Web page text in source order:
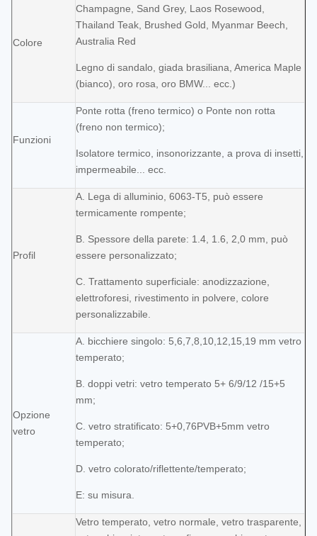
Colore
Champagne, Sand Grey, Laos Rosewood,
Thailand Teak, Brushed Gold, Myanmar Beech,
Australia Red
Legno di sandalo, giada brasiliana, America Maple
(bianco), oro rosa, oro BMW... ecc.)
Funzioni
Ponte rotta (freno termico) o Ponte non rotta
(freno non termico);
Isolatore termico, insonorizzante, a prova di insetti,
impermeabile... ecc.
Profil
A. Lega di alluminio, 6063-T5, può essere
termicamente rompente;
B. Spessore della parete: 1.4, 1.6, 2,0 mm, può
essere personalizzato;
C. Trattamento superficiale: anodizzazione,
elettroforesi, rivestimento in polvere, colore
personalizzabile.
Opzione
vetro
A. bicchiere singolo: 5,6,7,8,10,12,15,19 mm vetro
temperato;
B. doppi vetri: vetro temperato 5+ 6/9/12 /15+5
mm;
C. vetro stratificato: 5+0,76PVB+5mm vetro
temperato;
D. vetro colorato/riflettente/temperato;
E: su misura.
Vetro temperato, vetro normale, vetro trasparente,